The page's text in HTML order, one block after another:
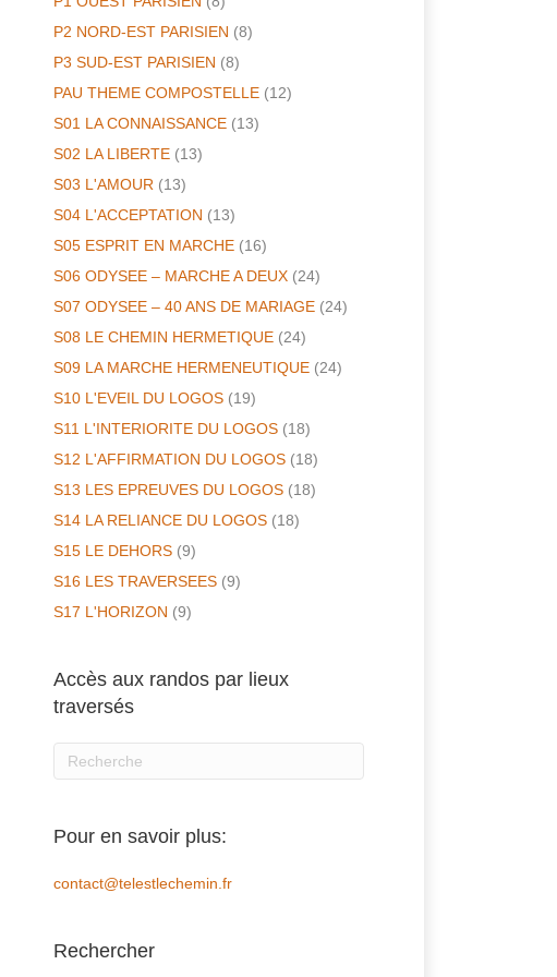
P2 NORD-EST PARISIEN (8)
P3 SUD-EST PARISIEN (8)
PAU THEME COMPOSTELLE (12)
S01 LA CONNAISSANCE (13)
S02 LA LIBERTE (13)
S03 L'AMOUR (13)
S04 L'ACCEPTATION (13)
S05 ESPRIT EN MARCHE (16)
S06 ODYSEE – MARCHE A DEUX (24)
S07 ODYSEE – 40 ANS DE MARIAGE (24)
S08 LE CHEMIN HERMETIQUE (24)
S09 LA MARCHE HERMENEUTIQUE (24)
S10 L'EVEIL DU LOGOS (19)
S11 L'INTERIORITE DU LOGOS (18)
S12 L'AFFIRMATION DU LOGOS (18)
S13 LES EPREUVES DU LOGOS (18)
S14 LA RELIANCE DU LOGOS (18)
S15 LE DEHORS (9)
S16 LES TRAVERSEES (9)
S17 L'HORIZON (9)
Accès aux randos par lieux
traversés
Pour en savoir plus:
contact@telestlechemin.fr
Rechercher